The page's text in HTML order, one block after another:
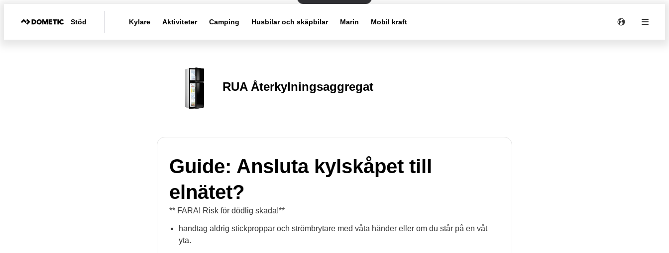
Stöd Kylare Aktiviteter Camping Husbilar och skåpbilar Marin Mobil kraft
RUA Återkylningsaggregat
Guide: Ansluta kylskåpet till
elnätet?
** FARA! Risk för dödlig skada!**
handtag aldrig stickproppar och strömbrytare med våta händer eller om du står på en våt
yta.